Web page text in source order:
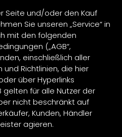
Seite und/oder den Kauf
Sie unseren „Service“ in
mit den folgenden
(„AGB“,
einschließlich aller
Richtlinien, die hier
über Hyperlinks
gelten für alle Nutzer der
nicht beschränkt auf
Kunden, Händler
agieren.